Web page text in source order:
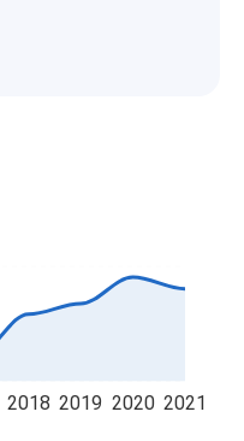
2018 2019 2020 2021